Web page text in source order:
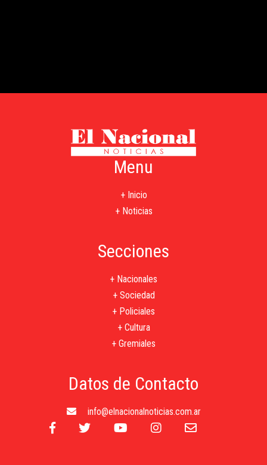
Menu
+ Inicio
+ Noticias
Secciones
+ Nacionales
+ Sociedad
+ Policiales
+ Cultura
+ Gremiales
Datos de Contacto
info@elnacionalnoticias.com.ar